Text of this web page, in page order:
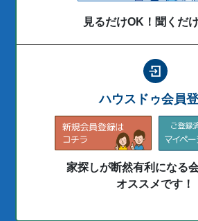
見るだけOK！聞くだ
ハウスドゥ会員
家探しが断然有利になる
オススメです！